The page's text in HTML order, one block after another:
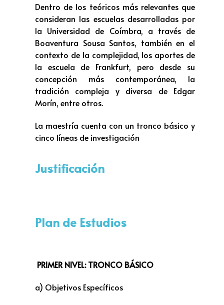
Dentro de los teóricos más relevantes que
consideran las escuelas desarrolladas por
la Universidad de Coímbra, a través de
Boaventura Sousa Santos, también en el
contexto de la complejidad, los aportes de
la escuela de Frankfurt, pero desde su
concepción más contemporánea, la
tradición compleja y diversa de Edgar
Morín, entre otros.
La maestría cuenta con un tronco básico y
cinco líneas de investigación
Justificación
Plan de Estudios
PRIMER NIVEL: TRONCO BÁSICO
a) Objetivos Específicos